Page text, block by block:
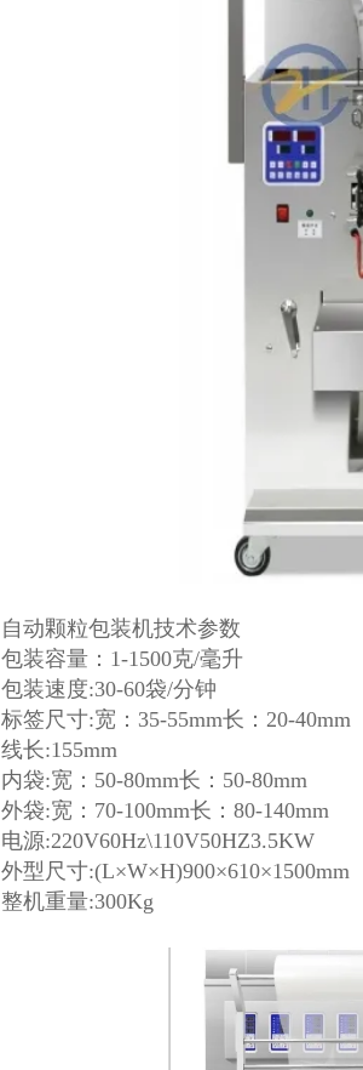
自动颗粒包装机技术参数
包装容量：1-1500克/毫升
包装速度:30-60袋/分钟
标签尺寸:宽：35-55mm长：20-40mm
线长:155mm
内袋:宽：50-80mm长：50-80mm
外袋:宽：70-100mm长：80-140mm
电源:220V60Hz\110V50HZ3.5KW
外型尺寸:(L×W×H)900×610×1500mm
整机重量:300Kg